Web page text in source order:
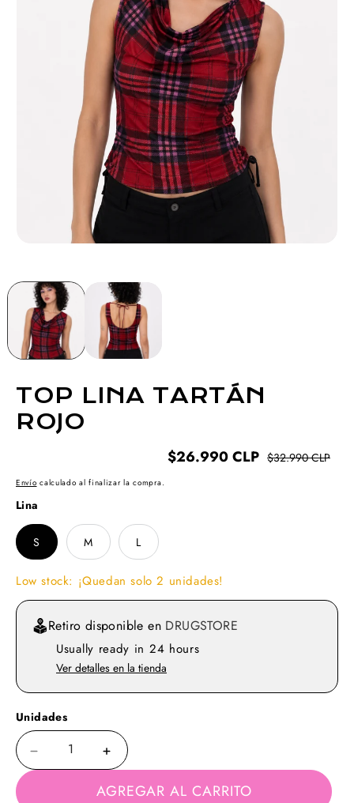
Selected Language: English
English (en) Español (es)
TOP LINA TARTÁN
ROJO
$32.990 CLP
$26.990 CLP
Envío calculado al finalizar la compra.
Lina
S M L
Low stock: ¡Quedan solo 2 unidades!
Retiro disponible en DRUGSTORE
Usually ready in 24 hours
Ver detalles en la tienda
Unidades
Quitar
uno
Aumentar
cantidad
de
AGREGAR AL CARRITO
Selected Language: English
English (en) Español (es)
Tu carrito
está vacío
Seguir comprando
Tienes una cuenta ?
Log in para comprar más rápido.